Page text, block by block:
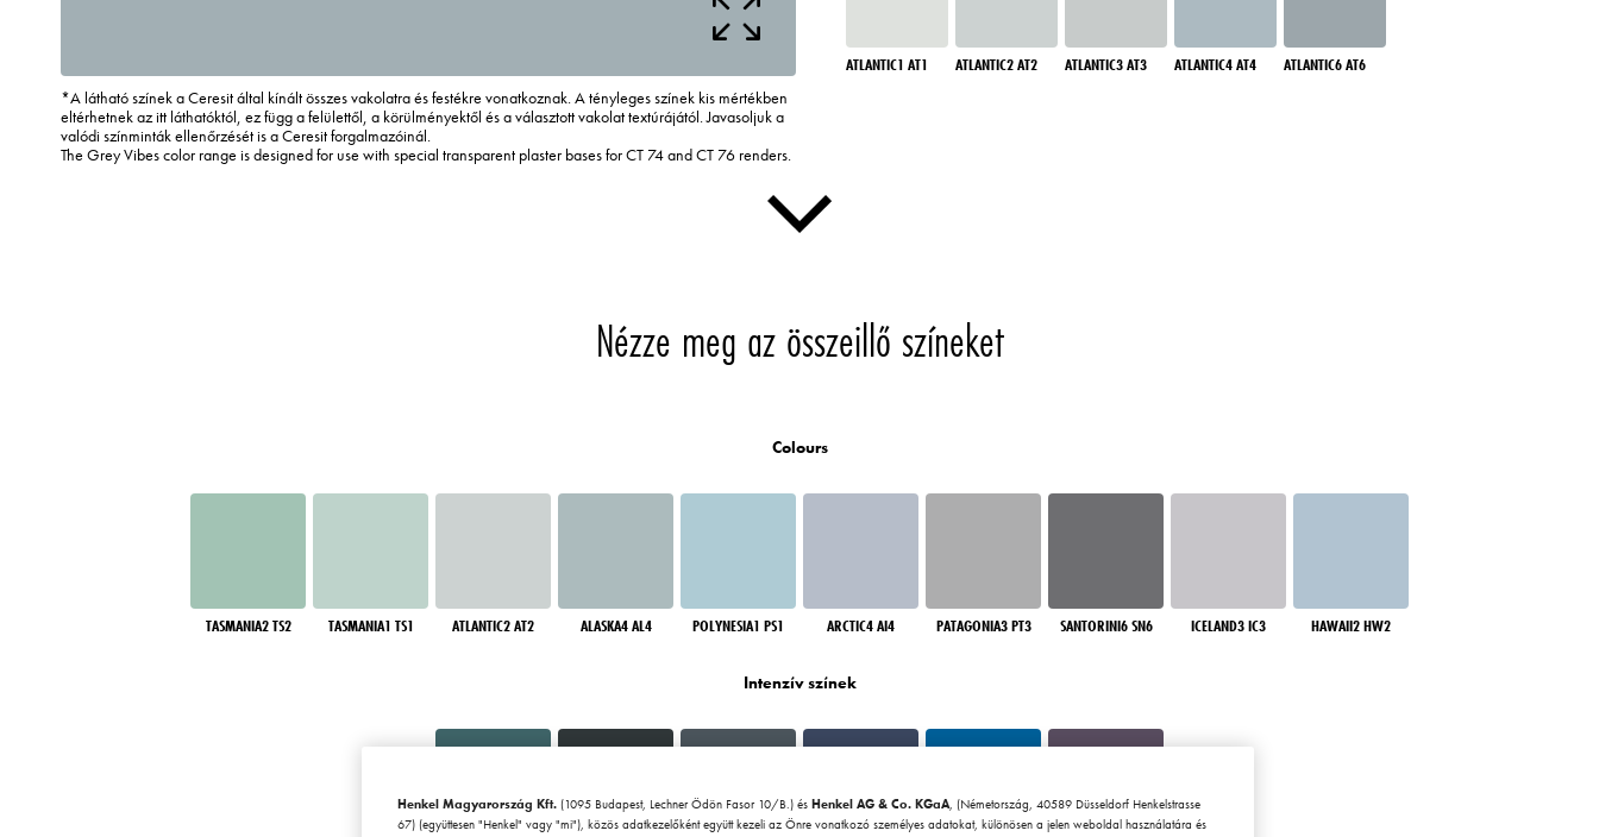
*A látható színek a Ceresit által kínált összes vakolatra és festékre vonatkoznak. A tényleges színek kis mértékben
eltérhetnek az itt láthatóktól, ez függ a felülettől, a körülményektől és a választott vakolat textúrájától. Javasoljuk a
valódi színminták ellenőrzését is a Ceresit forgalmazóinál.
The Grey Vibes color range is designed for use with special transparent plaster bases for CT 74 and CT 76 renders.
ATLANTIC1 AT1 ATLANTIC2 AT2 ATLANTIC3 AT3 ATLANTIC4 AT4 ATLANTIC6 AT6
Nézze meg az összeillő színeket
Colours
TASMANIA2 TS2 TASMANIA1 TS1 ATLANTIC2 AT2 ALASKA4 AL4 POLYNESIA1 PS1 ARCTIC4 AI4 PATAGONIA3 PT3 SANTORINI6 SN6 ICELAND3 IC3 HAWAII2 HW2
Intenzív színek
Henkel Magyarország Kft. (1095 Budapest, Lechner Ödön Fasor 10/B.) és Henkel AG & Co. KGaA, (Németország, 40589 Düsseldorf Henkelstrasse
67) (együttesen "Henkel" vagy "mi"), közös adatkezelőként együtt kezeli az Önre vonatkozó személyes adatokat, különösen a jelen weboldal használatára és